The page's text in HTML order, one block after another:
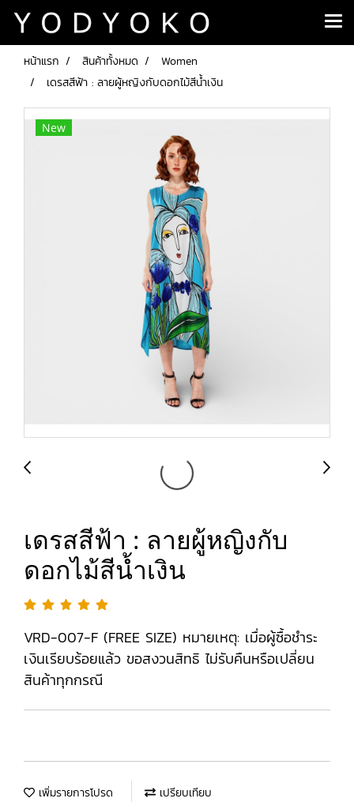
หน้าแรก สินค้าทั้งหมด
Women
เดรสสีฟ้า : ลายผู้หญิงกับดอกไม้สีน้ำเงิน
New
เดรสสีฟ้า : ลายผู้หญิงกับ
ดอกไม้สีน้ำเงิน
VRD-007-F (FREE SIZE) หมายเหตุ: เมื่อผู้ซื้อชำระ
เงินเรียบร้อยแล้ว ขอสงวนสิทธิ ไม่รับคืนหรือเปลี่ยน
สินค้าทุกกรณี
เพิ่มรายการโปรด เปรียบเทียบ